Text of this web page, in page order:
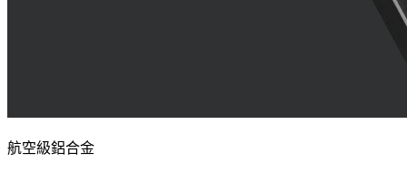
航空級鋁合金